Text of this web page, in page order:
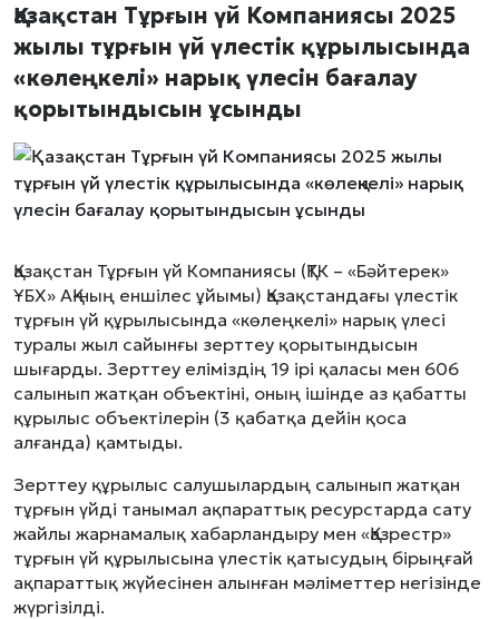
Қазақстан Тұрғын үй Компаниясы 2025
жылы тұрғын үй үлестік құрылысында
«көлеңкелі» нарық үлесін бағалау
қорытындысын ұсынды
Қазақстан Тұрғын үй Компаниясы (ҚТК – «Бәйтерек»
ҰБХ» АҚ-ның еншілес ұйымы) Қазақстандағы үлестік
тұрғын үй құрылысында «көлеңкелі» нарық үлесі
туралы жыл сайынғы зерттеу қорытындысын
шығарды. Зерттеу еліміздің 19 ірі қаласы мен 606
салынып жатқан объектіні, оның ішінде аз қабатты
құрылыс объектілерін (3 қабатқа дейін қоса
алғанда) қамтыды.
Зерттеу құрылыс салушылардың салынып жатқан
тұрғын үйді танымал ақпараттық ресурстарда сату
жайлы жарнамалық хабарландыру мен «Қазрестр»
тұрғын үй құрылысына үлестік қатысудың бірыңғай
ақпараттық жүйесінен алынған мәліметтер негізінде
жүргізілді.